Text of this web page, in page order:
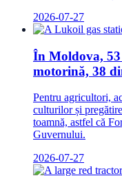
2026-07-27
În Moldova,
motorină, 38
Pentru agricultori,
culturilor și
toamnă, astfel că
Guvernului.
2026-07-27